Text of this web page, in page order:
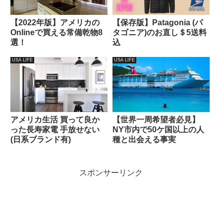
【2022年版】アメリカの
Onlineで買える常備乾物8
選！
【保存版】Patagonia (パ
タゴニア)のお直し＄5送料
込
USA LIFE
アメリカ生活 買って良か
った長寿家電 手放せない
(日系ブランド有)
USA LIFE
【世界一周希望者必見】
NY市内で50ケ国以上の人
種と出会える事実
スポンサーリンク